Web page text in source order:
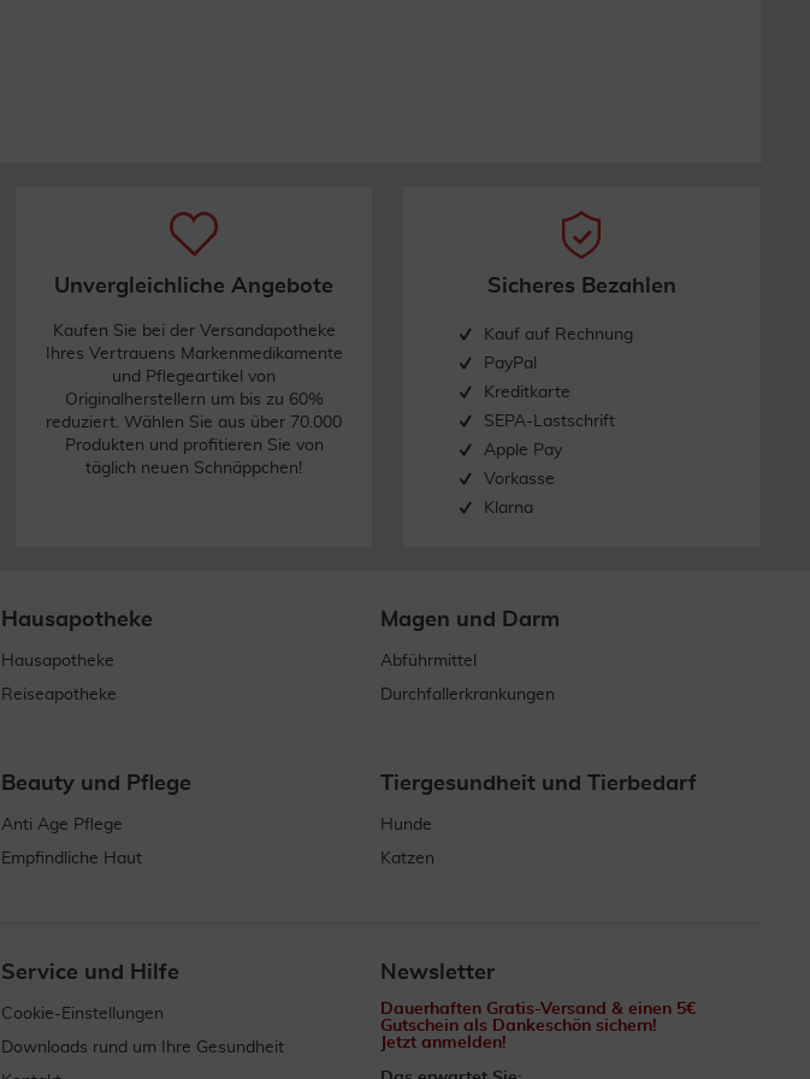
Unvergleichliche Angebote
Kaufen Sie bei der Versandapotheke
Ihres Vertrauens Markenmedikamente
und Pflegeartikel von
Originalherstellern um bis zu 60%
reduziert. Wählen Sie aus über 70.000
Produkten und profitieren Sie von
täglich neuen Schnäppchen!
Sicheres Bezahlen
Kauf auf Rechnung
PayPal
Kreditkarte
SEPA-Lastschrift
Apple Pay
Vorkasse
Klarna
Hausapotheke
Hausapotheke
Reiseapotheke
Magen und Darm
Abführmittel
Durchfallerkrankungen
Beauty und Pflege
Anti Age Pflege
Empfindliche Haut
Tiergesundheit und Tierbedarf
Hunde
Katzen
Service und Hilfe
Cookie-Einstellungen
Downloads rund um Ihre Gesundheit
Newsletter
Dauerhaften Gratis-Versand & einen 5€
Gutschein als Dankeschön sichern!
Jetzt anmelden!